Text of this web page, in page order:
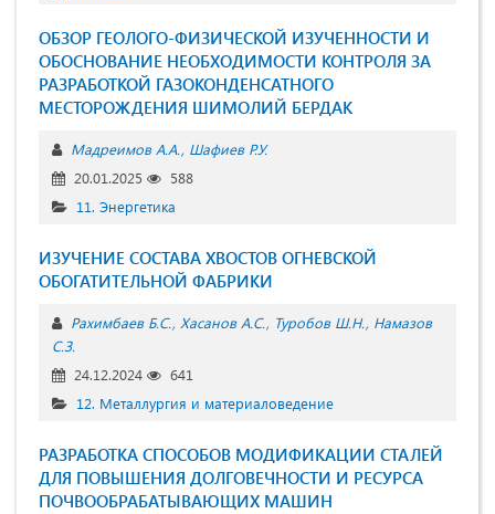
ОБЗОР ГЕОЛОГО-ФИЗИЧЕСКОЙ ИЗУЧЕННОСТИ И
ОБОСНОВАНИЕ НЕОБХОДИМОСТИ КОНТРОЛЯ ЗА
РАЗРАБОТКОЙ ГАЗОКОНДЕНСАТНОГО
МЕСТОРОЖДЕНИЯ ШИМОЛИЙ БЕРДАК
Мадреимов А.А. Шафиев Р.У.
20.01.2025
588
11. Энергетика
ИЗУЧЕНИЕ СОСТАВА ХВОСТОВ ОГНЕВСКОЙ
ОБОГАТИТЕЛЬНОЙ ФАБРИКИ
Рахимбаев Б.С. Хасанов А.С. Туробов Ш.Н. Намазов
С.З.
24.12.2024
641
12. Металлургия и материаловедение
РАЗРАБОТКА СПОСОБОВ МОДИФИКАЦИИ СТАЛЕЙ
ДЛЯ ПОВЫШЕНИЯ ДОЛГОВЕЧНОСТИ И РЕСУРСА
ПОЧВООБРАБАТЫВАЮЩИХ МАШИН